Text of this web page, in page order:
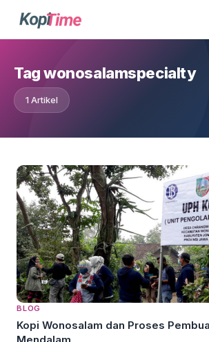
Tag wonosalamspecialty
1 Artikel
BLOG
Kopi Wonosalam dan Proses